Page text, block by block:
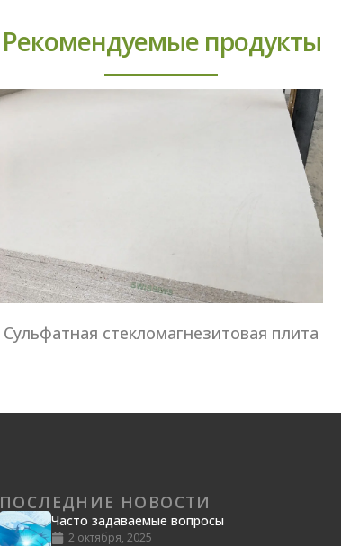
Рекомендуемые продукты
Сульфатная стекломагнезитовая плита
ПОСЛЕДНИЕ НОВОСТИ
Часто задаваемые вопросы
2 октября, 2025